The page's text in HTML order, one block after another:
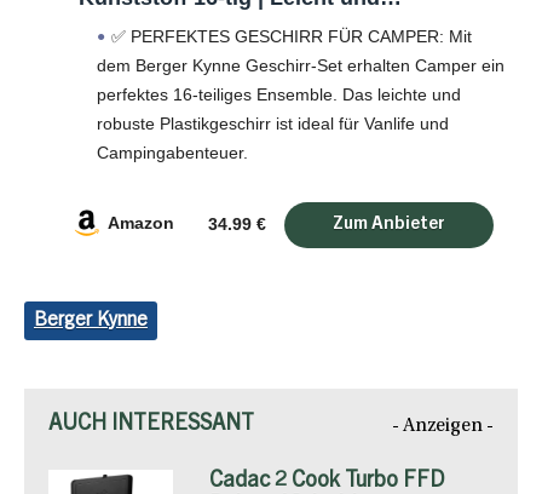
Unzerbrechlich Camping Geschirr Set,
Teller, Schüsseln, Tassen, Tafel-Service
für 4 Personen – Wiederverwendbar
(Blau)
✅ PERFEKTES GESCHIRR FÜR CAMPER: Mit
dem Berger Kynne Geschirr-Set erhalten Camper ein
perfektes 16-teiliges Ensemble. Das leichte und
robuste Plastikgeschirr ist ideal für Vanlife und
Campingabenteuer.
polypropylene Geschirr-Set beeindruckt nicht nur
Amazon 34.99 €
Berger Kynne
AUCH INTERESSANT - Anzeigen -
Cadac 2 Cook Turbo FFD